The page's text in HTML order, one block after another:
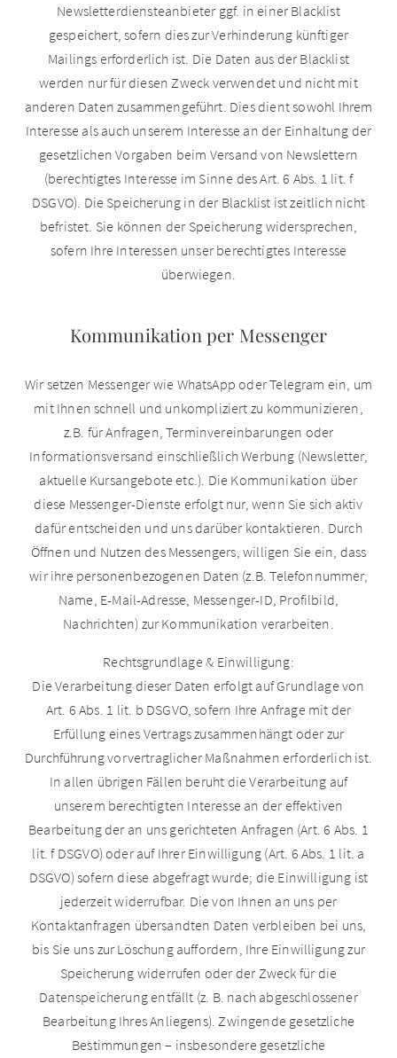
Newsletterdiensteanbieter ggf. in einer Blacklist
gespeichert, sofern dies zur Verhinderung künftiger
Mailings erforderlich ist. Die Daten aus der Blacklist
werden nur für diesen Zweck verwendet und nicht mit
anderen Daten zusammengeführt. Dies dient sowohl Ihrem
Interesse als auch unserem Interesse an der Einhaltung der
gesetzlichen Vorgaben beim Versand von Newslettern
(berechtigtes Interesse im Sinne des Art. 6 Abs. 1 lit. f
DSGVO). Die Speicherung in der Blacklist ist zeitlich nicht
befristet. Sie können der Speicherung widersprechen,
sofern Ihre Interessen unser berechtigtes Interesse
überwiegen.
Kommunikation per Messenger
Wir setzen Messenger wie WhatsApp oder Telegram ein, um
mit Ihnen schnell und unkompliziert zu kommunizieren,
z.B. für Anfragen, Terminvereinbarungen oder
Informationsversand einschließlich Werbung (Newsletter,
aktuelle Kursangebote etc.). Die Kommunikation über
diese Messenger-Dienste erfolgt nur, wenn Sie sich aktiv
dafür entscheiden und uns darüber kontaktieren. Durch
Öffnen und Nutzen des Messengers, willigen Sie ein, dass
wir ihre personenbezogenen Daten (z.B. Telefonnummer,
Name, E-Mail-Adresse, Messenger-ID, Profilbild,
Nachrichten) zur Kommunikation verarbeiten.
Rechtsgrundlage & Einwilligung:
Die Verarbeitung dieser Daten erfolgt auf Grundlage von
Art. 6 Abs. 1 lit. b DSGVO, sofern Ihre Anfrage mit der
Erfüllung eines Vertrags zusammenhängt oder zur
Durchführung vorvertraglicher Maßnahmen erforderlich ist.
In allen übrigen Fällen beruht die Verarbeitung auf
unserem berechtigten Interesse an der effektiven
Bearbeitung der an uns gerichteten Anfragen (Art. 6 Abs. 1
lit. f DSGVO) oder auf Ihrer Einwilligung (Art. 6 Abs. 1 lit. a
DSGVO) sofern diese abgefragt wurde; die Einwilligung ist
jederzeit widerrufbar. Die von Ihnen an uns per
Kontaktanfragen übersandten Daten verbleiben bei uns,
bis Sie uns zur Löschung auffordern, Ihre Einwilligung zur
Speicherung widerrufen oder der Zweck für die
Datenspeicherung entfällt (z. B. nach abgeschlossener
Bearbeitung Ihres Anliegens). Zwingende gesetzliche
Bestimmungen – insbesondere gesetzliche